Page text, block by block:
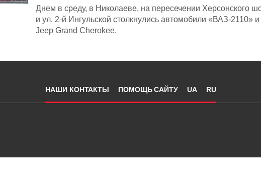
Днем в среду, в Николаеве, на пересечении Херсонского
и ул. 2-й Ингульской столкнулись автомобили «ВАЗ-2110» и
Jeep Grand Cherokee.
НАШИ КОНТАКТЫ ПОМОЩЬ САЙТУ UA RU